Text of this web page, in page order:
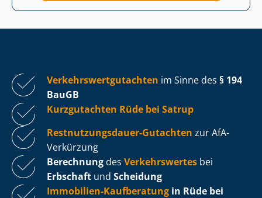
Ver­kehrs­wert­gut­ach­ten im Sinne des § 194
BauGB
Kurzgutachten Rüde bei Satrup
Rest­nut­zungs­dau­er-Gutachten zur AfA-
Verkürzung
Berechnung des Verkehrswertes bei
Erbschaft und Scheidung
Immobilien-Kaufberatung in Rüde bei